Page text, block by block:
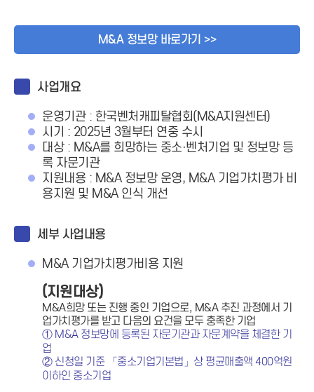
M&A 정보망 바로가기 >>
사업개요
운영기관 : 한국벤처캐피탈협회(M&A지원센터)
시기 : 2025년 3월부터 연중 수시
대상 : M&A를 희망하는 중소·벤처기업 및 정보망 등
록 자문기관
지원내용 : M&A 정보망 운영, M&A 기업가치평가 비
용지원 및 M&A 인식 개선
세부 사업내용
M&A 기업가치평가비용 지원
(지원대상)
M&A희망 또는 진행 중인 기업으로, M&A 추진 과정에서 기
업가치평가를 받고 다음의 요건을 모두 충족한 기업
① M&A 정보망에 등록된 자문기관과 자문계약을 체결한 기
업
② 신청일 기준 「중소기업기본법」상 평균매출액 400억원
이하인 중소기업